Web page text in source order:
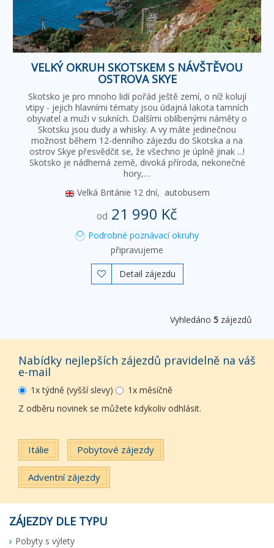
VELKÝ OKRUH SKOTSKEM S NÁVŠTĚVOU
OSTROVA SKYE
Skotsko je pro mnoho lidí pořád ještě zemí, o níž kolují
vtipy - jejich hlavními tématy jsou údajná lakota tamních
obyvatel a muži v sukních. Dalšími oblíbenými náměty o
Skotsku jsou dudy a whisky. A vy máte jedinečnou
možnost během 12-denního zájezdu do Skotska a na
ostrov Skye přesvědčit se, že všechno je úplně jinak ...!
Skotsko je nádherná země, divoká příroda, nekonečné
hory,…
Velká Británie 12 dní, autobusem
od 21 990 Kč
Podrobné poznávací okruhy
připravujeme
 Detail zájezdu
Vyhledáno 5 zájezdů
Nabídky nejlepších zájezdů pravidelně na váš
e-mail
1x týdně (vyšší slevy)
1x měsíčně
Z odběru novinek se můžete kdykoliv odhlásit.
Itálie Pobytové zájezdy
Adventní zájezdy
ZÁJEZDY DLE TYPU
Pobyty s výlety